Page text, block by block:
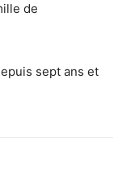
de
sept ans et